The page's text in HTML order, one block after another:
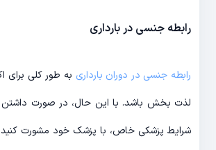
رابطه جنسی در بارداری
رابطه جنسی در دوران بارداری به طور کلی برای
لذت بخش باشد. با این حال، در صورت داشتن
شرایط پزشکی خاص، با پزشک خود مشورت